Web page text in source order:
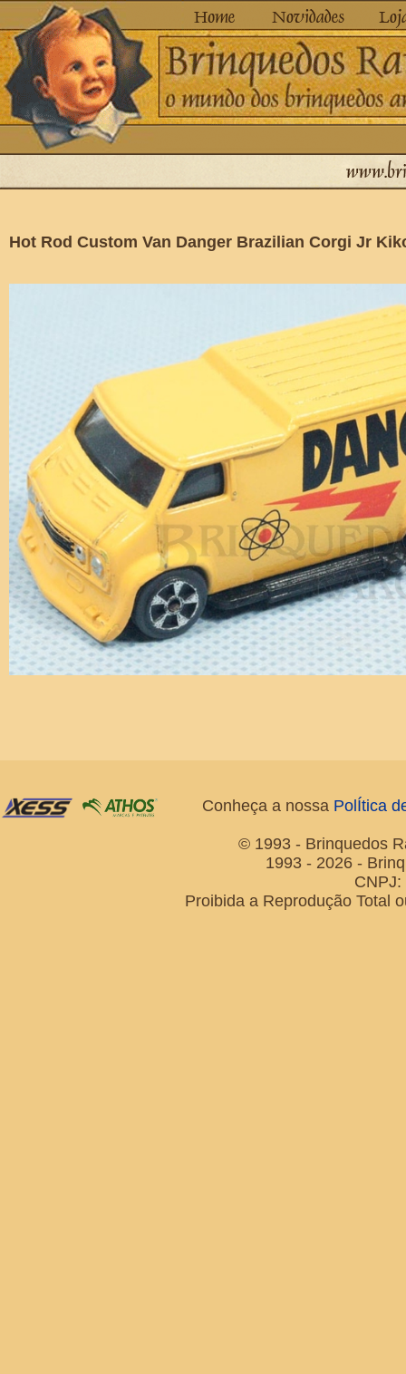
Hot Rod Custom Van Danger Brazilian Corgi Jr
Conheça a nossa PolÍtica
© 1993 - Brinquedos
1993 - 2026 -
Proibida a Reprodução